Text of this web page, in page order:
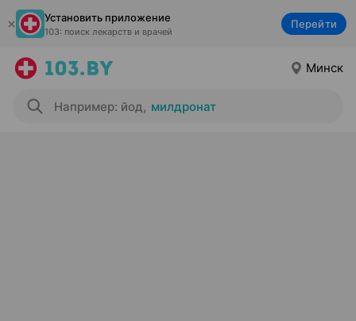
Установить приложение
103: поиск лекарств и врачей
Перейти
Минск
Например: йод, милдронат